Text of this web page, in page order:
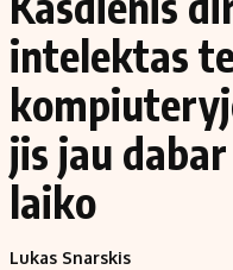
intelektas
jis jau
laiko
Lukas Snarskis